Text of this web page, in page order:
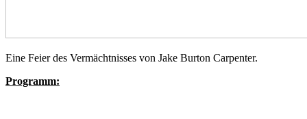
Eine Feier des Vermächtnisses von Jake Burton Carpenter.
Programm: